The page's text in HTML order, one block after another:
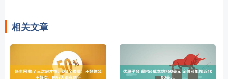
相关文章